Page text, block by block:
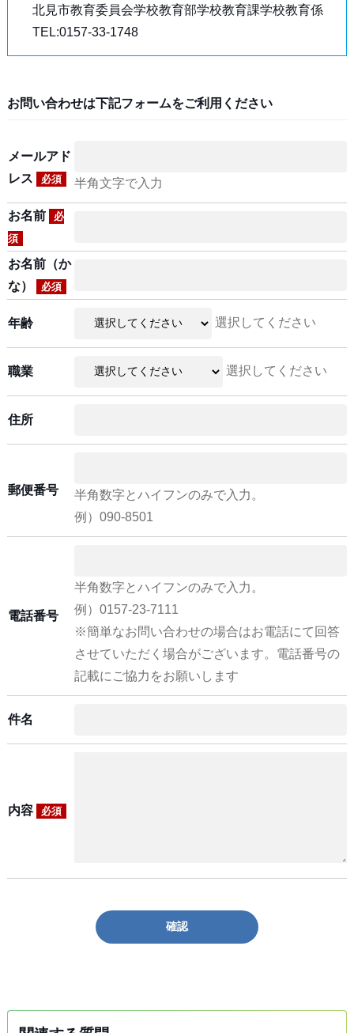
北見市教育委員会学校教育部学校教育課学校教育係
TEL:0157-33-1748
お問い合わせは下記フォームをご利用ください
メールアド
レス
必須 半角文字で入力
お名前
必
須
お名前（か
な）
必須
年齢 選択してください
職業 選択してください
住所
郵便番号
半角数字とハイフンのみで入力。
例）090-8501
電話番号
半角数字とハイフンのみで入力。
例）0157-23-7111
※簡単なお問い合わせの場合はお電話にて回答
させていただく場合がございます。電話番号の
記載にご協力をお願いします
件名
内容 必須
確認